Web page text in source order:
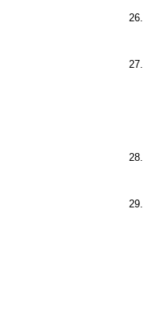
26.
27.
28.
29.